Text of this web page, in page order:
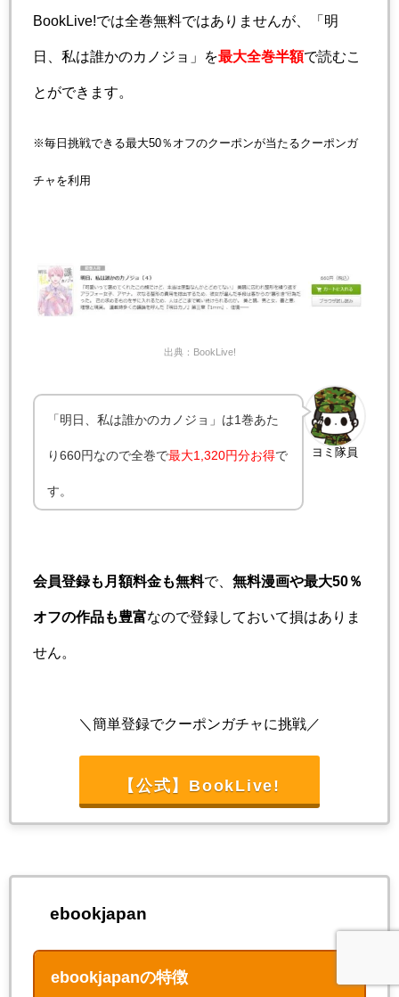
BookLive!では全巻無料ではありませんが、「明
日、私は誰かのカノジョ」を最大全巻半額で読むこ
とができます。
※毎日挑戦できる最大50％オフのクーポンが当たるクーポンガ
チャを利用
出典：BookLive!
ヨミ隊員
「明日、私は誰かのカノジョ」は1巻あた
り660円なので全巻で最大1,320円分お得で
す。
会員登録も月額料金も無料で、 無料漫画や最大50％
オフの作品も豊富なので登録しておいて損はありま
せん。
＼簡単登録でクーポンガチャに挑戦／
【公式】BookLive!
ebookjapan
ebookjapanの特徴